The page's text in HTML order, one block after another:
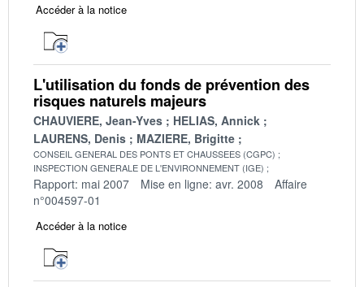
Accéder à la notice
L'utilisation du fonds de prévention des
risques naturels majeurs
CHAUVIERE, Jean-Yves
HELIAS, Annick
LAURENS, Denis
MAZIERE, Brigitte
CONSEIL GENERAL DES PONTS ET CHAUSSEES (CGPC)
INSPECTION GENERALE DE L'ENVIRONNEMENT (IGE)
Rapport: mai 2007 Mise en ligne: avr. 2008
Affaire
n°004597-01
Accéder à la notice